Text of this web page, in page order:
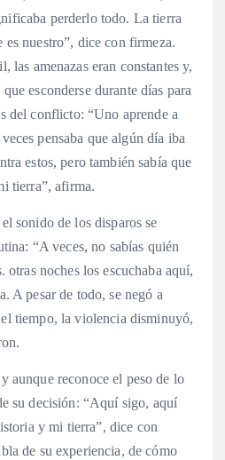
perderlo todo. La tierra
es nuestro”, dice con firmeza.
las amenazas eran constantes y,
esconderse durante días para
del conflicto: “Uno aprende a
pensaba que algún día iba
estos, pero también sabía que
tierra”, afirma.
sonido de los disparos se
“A veces, no sabías quién
otras noches los escuchaba aquí,
A pesar de todo, se negó a
tiempo, la violencia disminuyó,
aunque reconoce el peso de lo
su decisión: “Aquí sigo, aquí
y mi tierra”, dice con
de su experiencia, de cómo